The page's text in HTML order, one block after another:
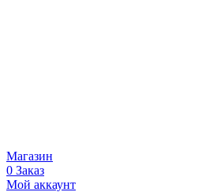
Магазин
0 Заказ
Мой аккаунт